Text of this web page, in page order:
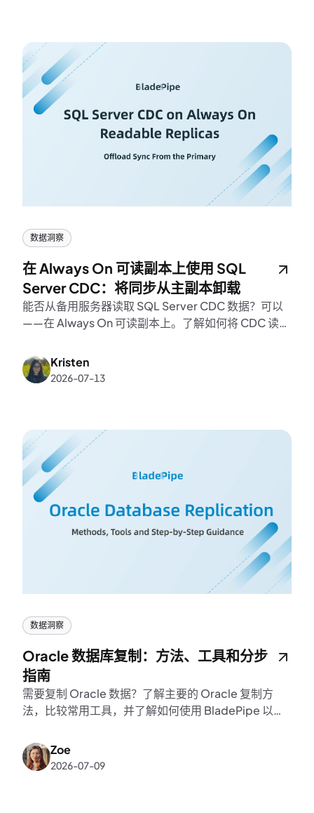
数据洞察
在 Always On 可读副本上使用 SQL
Server CDC：将同步从主副本卸载
能否从备用服务器读取 SQL Server CDC 数据？可以
——在 Always On 可读副本上。了解如何将 CDC 读取
的高可用性架构。
Kristen
2026-07-13
数据洞察
Oracle 数据库复制：方法、工具和分步
指南
需要复制 Oracle 数据？了解主要的 Oracle 复制方
法，比较常用工具，并了解如何使用 BladePipe 以自
Zoe
2026-07-09